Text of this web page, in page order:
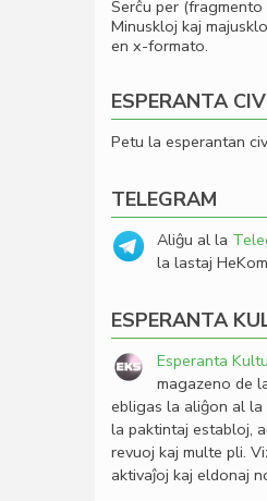
Serĉu per
Minuskloj kaj
en x-formato.
ESPERANTA
Petu la esperantan
TELEGRAM
Aliĝu al la
la lastaj
ESPERANTA
Esperanta
magazeno de
ebligas la aliĝon al
la paktintaj establoj,
revuoj kaj multe pli.
aktivaĵoj kaj eldonaj